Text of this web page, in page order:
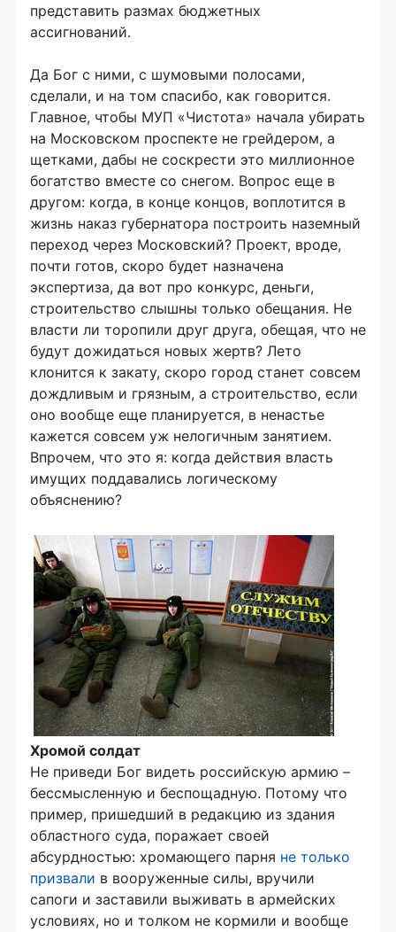
представить размах бюджетных
ассигнований.
Да Бог с ними, с шумовыми полосами,
сделали, и на том спасибо, как говорится.
Главное, чтобы МУП «Чистота» начала убирать
на Московском проспекте не грейдером, а
щетками, дабы не соскрести это миллионное
богатство вместе со снегом. Вопрос еще в
другом: когда, в конце концов, воплотится в
жизнь наказ губернатора построить наземный
переход через Московский? Проект, вроде,
почти готов, скоро будет назначена
экспертиза, да вот про конкурс, деньги,
строительство слышны только обещания. Не
власти ли торопили друг друга, обещая, что не
будут дожидаться новых жертв? Лето
клонится к закату, скоро город станет совсем
дождливым и грязным, а строительство, если
оно вообще еще планируется, в ненастье
кажется совсем уж нелогичным занятием.
Впрочем, что это я: когда действия власть
имущих поддавались логическому
объяснению?
Хромой солдат
Не приведи Бог видеть российскую армию –
бессмысленную и беспощадную. Потому что
пример, пришедший в редакцию из здания
областного суда, поражает своей
абсурдностью: хромающего парня не только
призвали в вооруженные силы, вручили
сапоги и заставили выживать в армейских
условиях, но и толком не кормили и вообще